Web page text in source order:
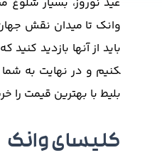
وانک تا میدان نقش
باید از آنها بازدید
کنیم و در نهایت به
بلیط با بهترین قیمت را
کلیسای وانک